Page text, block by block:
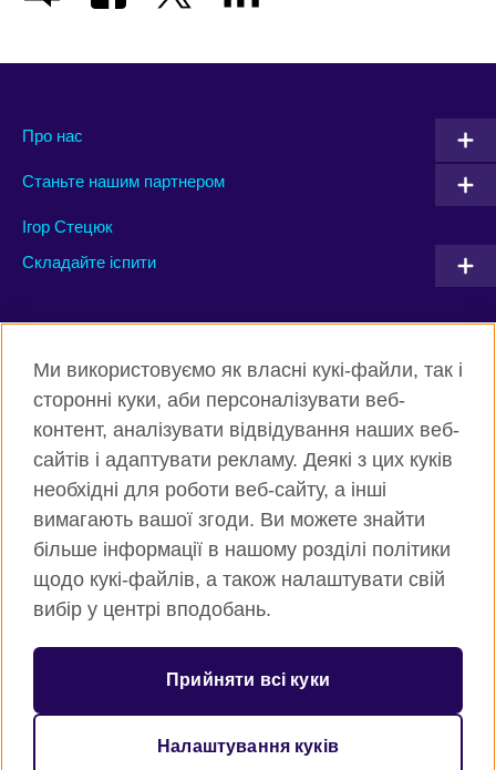
Про нас
Станьте нашим партнером
Ігор Стецюк
Складайте іспити
Connect with us
Facebook Twitter
Instagram Flickr
TikTok YouTube
Всесвітня Британська Рада
Приватність та умови користування
Куки
© 2026 British Council
Ми використовуємо як власні кукі-файли, так і
сторонні куки, аби персоналізувати веб-
контент, аналізувати відвідування наших веб-
сайтів і адаптувати рекламу. Деякі з цих куків
необхідні для роботи веб-сайту, а інші
вимагають вашої згоди. Ви можете знайти
більше інформації в нашому розділі політики
щодо кукі-файлів, а також налаштувати свій
вибір у центрі вподобань.
Прийняти всі куки
Налаштування куків